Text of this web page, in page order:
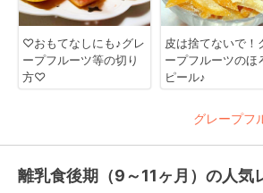
♡おもてなしにも♪グレ
ープフルーツ等の切り
方♡
皮は捨てないで！
ープフルーツのほ
ピール♪
グレープフ
離乳食後期（9～11ヶ月）の人気